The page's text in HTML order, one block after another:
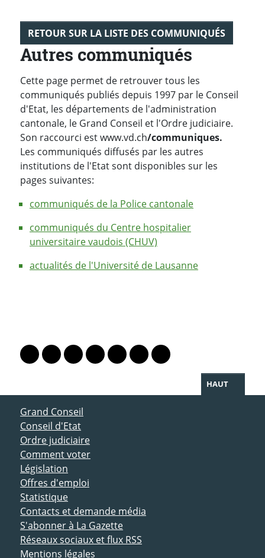
RETOUR SUR LA LISTE DES COMMUNIQUÉS
Autres communiqués
Cette page permet de retrouver tous les
communiqués publiés depuis 1997 par le Conseil
d'Etat, les départements de l'administration
cantonale, le Grand Conseil et l'Ordre judiciaire.
Son raccourci est www.vd.ch/communiques.
Les communiqués diffusés par les autres
institutions de l'Etat sont disponibles sur les
pages suivantes:
communiqués de la Police cantonale
communiqués du Centre hospitalier
universitaire vaudois (CHUV)
actualités de l'Université de Lausanne
Lien vers le profil Mastodon
Lien vers le profil Bluesky
Lien vers le profil Instagram
Lien vers le profil Linkedin
Lien vers le profil Facebook
Lien vers le profil Twitter
Partager par WhatsApp
HAUT
ACCÈS DIRECT
Grand Conseil
Conseil d'Etat
Ordre judiciaire
Comment voter
Législation
Offres d'emploi
Statistique
Contacts et demande média
S'abonner à La Gazette
Réseaux sociaux et flux RSS
Mentions légales